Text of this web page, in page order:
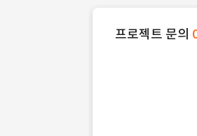
프로젝트 문의